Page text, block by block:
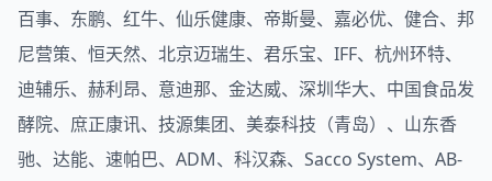
百事、东鹏、红牛、仙乐健康、帝斯曼、嘉必优、健合、邦
尼营策、恒天然、北京迈瑞生、君乐宝、IFF、杭州环特、
迪辅乐、赫利昂、意迪那、金达威、深圳华大、中国食品发
酵院、庶正康讯、技源集团、美泰科技（青岛）、山东香
驰、达能、速帕巴、ADM、科汉森、Sacco System、AB-